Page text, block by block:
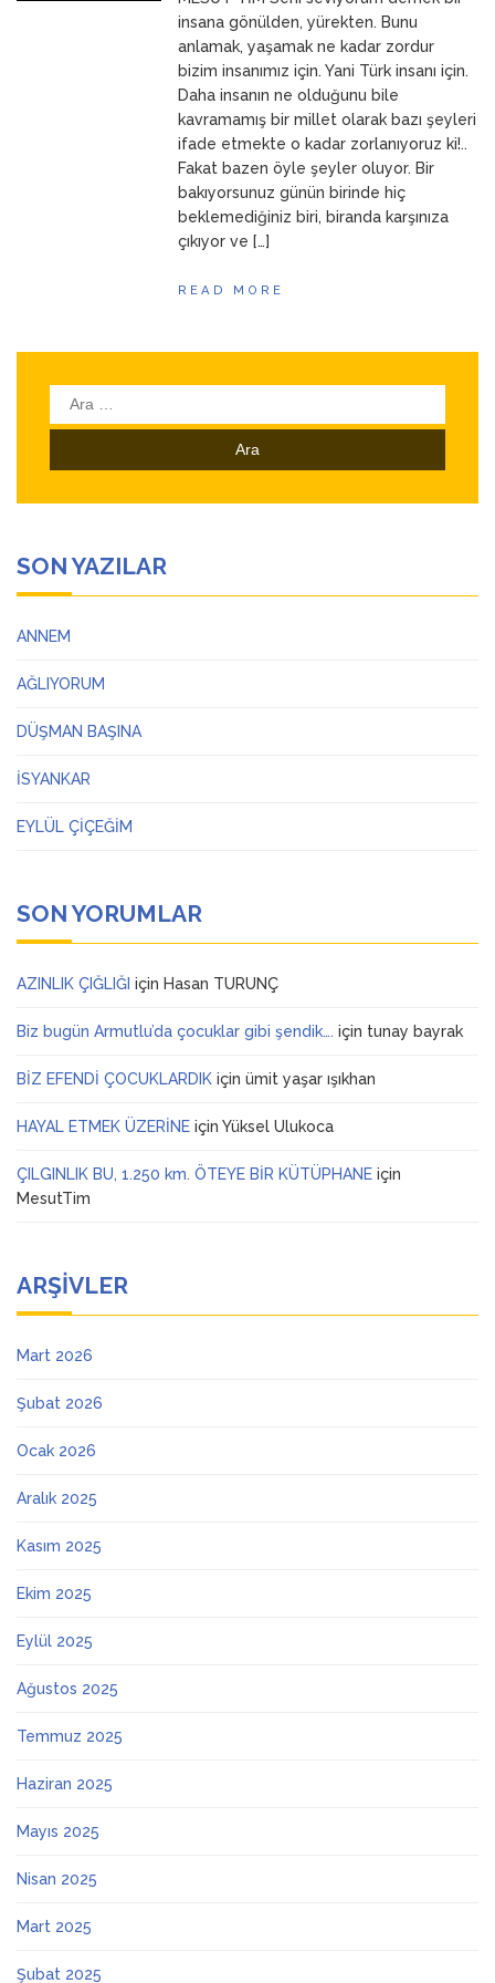
ANNEMinsana gönülden, yürekten. Bunu
anlamak, yaşamak ne kadar zordur
bizim insanımız için. Yani Türk insanı için.
Daha insanın ne olduğunu bile
kavramamış bir millet olarak bazı şeyleri
ifade etmekte o kadar zorlanıyoruz ki!..
Fakat bazen öyle şeyler oluyor. Bir
bakıyorsunuz günün birinde hiç
beklemediğiniz biri, biranda karşınıza
çıkıyor ve […]
READ MORE
Arama:
SON YAZILAR
ANNEM
AĞLIYORUM
DÜŞMAN BAŞINA
İSYANKAR
EYLÜL ÇİÇEĞİM
SON YORUMLAR
AZINLIK ÇIĞLIĞI için Hasan TURUNÇ
Biz bugün Armutlu’da çocuklar gibi şendik…. için tunay bayrak
BİZ EFENDİ ÇOCUKLARDIK için ümit yaşar ışıkhan
HAYAL ETMEK ÜZERİNE için Yüksel Ulukoca
ÇILGINLIK BU, 1.250 km. ÖTEYE BİR KÜTÜPHANE için
MesutTim
ARŞIVLER
Mart 2026
Şubat 2026
Ocak 2026
Aralık 2025
Kasım 2025
Ekim 2025
Eylül 2025
Ağustos 2025
Temmuz 2025
Haziran 2025
Mayıs 2025
Nisan 2025
Mart 2025
Şubat 2025